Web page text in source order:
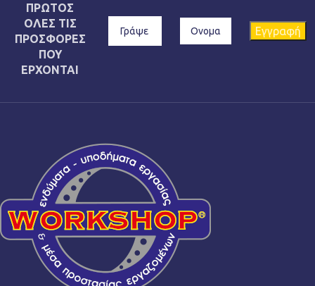
ΠΡΩΤΟΣ
ΟΛΕΣ ΤΙΣ
ΠΡΟΣΦΟΡΕΣ
ΠΟΥ
ΕΡΧΟΝΤΑΙ